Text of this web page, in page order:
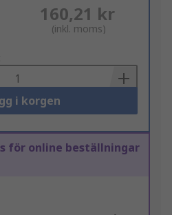
160,21 kr
(inkl. moms)
i korgen
för online beställningar